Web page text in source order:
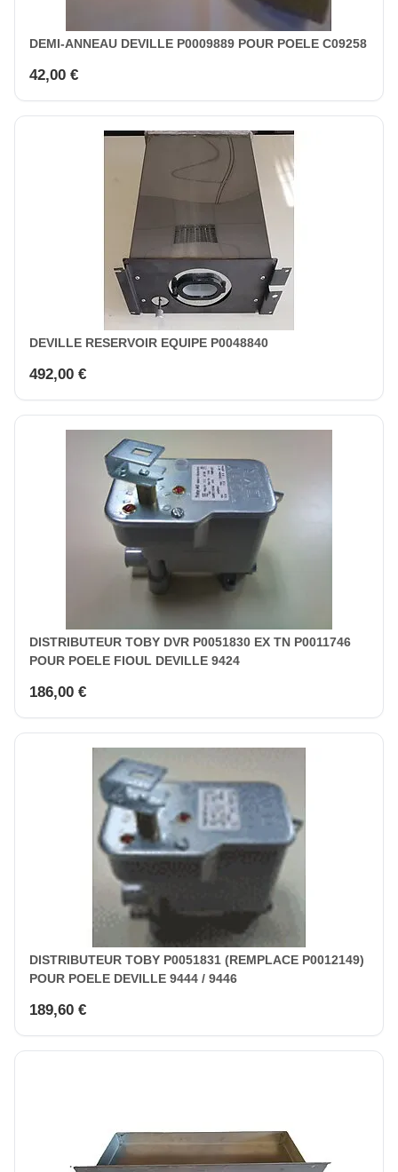
DEMI-ANNEAU DEVILLE P0009889 POUR POELE C09258
42,00 €
DEVILLE RESERVOIR EQUIPE P0048840
492,00 €
DISTRIBUTEUR TOBY DVR P0051830 EX TN P0011746
POUR POELE FIOUL DEVILLE 9424
186,00 €
DISTRIBUTEUR TOBY P0051831 (REMPLACE P0012149)
POUR POELE DEVILLE 9444 / 9446
189,60 €